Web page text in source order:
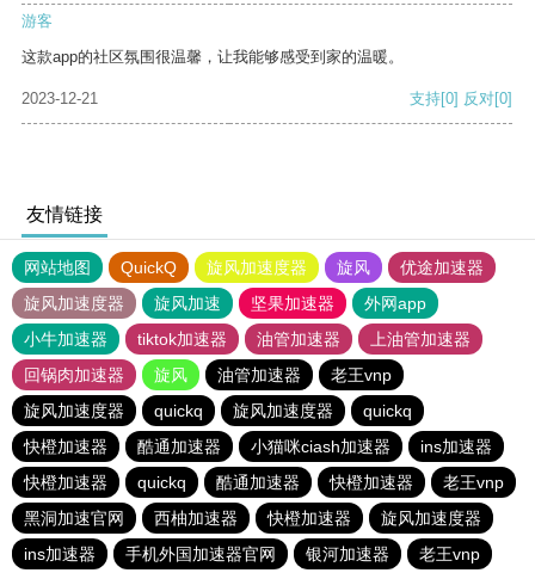
游客
这款app的社区氛围很温馨，让我能够感受到家的温暖。
2023-12-21 支持[0] 反对[0]
友情链接
网站地图 QuickQ 旋风加速度器 旋风
优途加速器
旋风加速度器
旋风加速 坚果加速器
外网app
小牛加速器
tiktok加速器 油管加速器
上油管加速器
回锅肉加速器
旋风 油管加速器
老王vnp
旋风加速度器
quickq 旋风加速度器
quickq
快橙加速器
酷通加速器 小猫咪ciash加速器
ins加速器
快橙加速器
quickq 酷通加速器 快橙加速器
老王vnp
黑洞加速官网
西柚加速器 快橙加速器
旋风加速度器
ins加速器
手机外国加速器官网 银河加速器 老王vnp